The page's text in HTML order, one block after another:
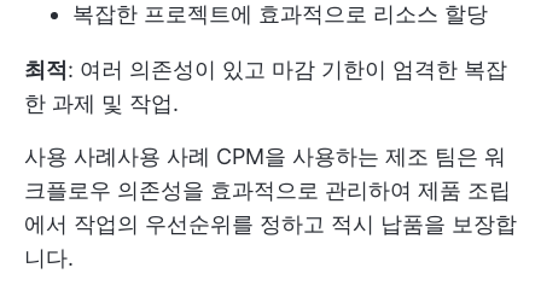
복잡한 프로젝트에 효과적으로 리소스 할당
최적 : 여러 의존성이 있고 마감 기한이 엄격한 복잡
한 과제 및 작업.
사용 사례사용 사례 CPM을 사용하는 제조 팀은 워
크플로우 의존성을 효과적으로 관리하여 제품 조립
에서 작업의 우선순위를 정하고 적시 납품을 보장합
니다.